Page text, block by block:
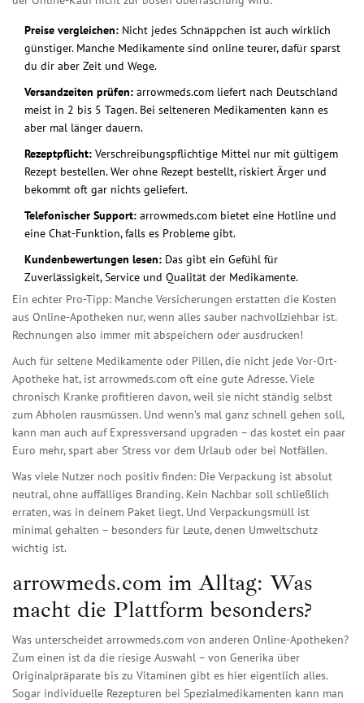
Preise vergleichen: Nicht jedes Schnäppchen ist auch wirklich
günstiger. Manche Medikamente sind online teurer, dafür sparst
du dir aber Zeit und Wege.
Versandzeiten prüfen: arrowmeds.com liefert nach Deutschland
meist in 2 bis 5 Tagen. Bei selteneren Medikamenten kann es
aber mal länger dauern.
Rezeptpflicht: Verschreibungspflichtige Mittel nur mit gültigem
Rezept bestellen. Wer ohne Rezept bestellt, riskiert Ärger und
bekommt oft gar nichts geliefert.
Telefonischer Support: arrowmeds.com bietet eine Hotline und
eine Chat-Funktion, falls es Probleme gibt.
Kundenbewertungen lesen: Das gibt ein Gefühl für
Zuverlässigkeit, Service und Qualität der Medikamente.
Ein echter Pro-Tipp: Manche Versicherungen erstatten die Kosten
aus Online-Apotheken nur, wenn alles sauber nachvollziehbar ist.
Rechnungen also immer mit abspeichern oder ausdrucken!
Auch für seltene Medikamente oder Pillen, die nicht jede Vor-Ort-
Apotheke hat, ist arrowmeds.com oft eine gute Adresse. Viele
chronisch Kranke profitieren davon, weil sie nicht ständig selbst
zum Abholen rausmüssen. Und wenn’s mal ganz schnell gehen soll,
kann man auch auf Expressversand upgraden – das kostet ein paar
Euro mehr, spart aber Stress vor dem Urlaub oder bei Notfällen.
Was viele Nutzer noch positiv finden: Die Verpackung ist absolut
neutral, ohne auffälliges Branding. Kein Nachbar soll schließlich
erraten, was in deinem Paket liegt. Und Verpackungsmüll ist
minimal gehalten – besonders für Leute, denen Umweltschutz
wichtig ist.
arrowmeds.com im Alltag: Was
macht die Plattform besonders?
Was unterscheidet arrowmeds.com von anderen Online-Apotheken?
Zum einen ist da die riesige Auswahl – von Generika über
Originalpräparate bis zu Vitaminen gibt es hier eigentlich alles.
Sogar individuelle Rezepturen bei Spezialmedikamenten kann man